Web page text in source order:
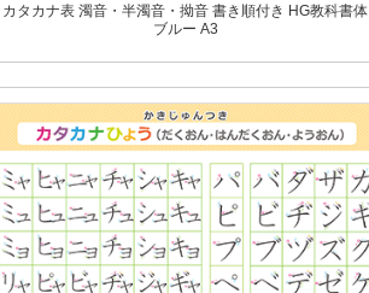
カタカナ表 濁音・半濁音・拗音 書き順付き HG教科書体
ブルー A3